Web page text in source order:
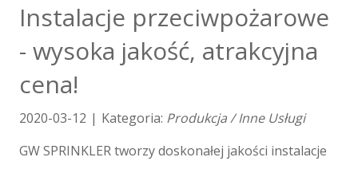
Biżuteria
Dla Dzieci
Meble
Wyposażenie Łazienki
Sport
Instalacje przeciwpożarowe
- wysoka jakość, atrakcyjna
cena!
2020-03-12 | Kategoria: Produkcja / Inne Usługi
GW SPRINKLER tworzy doskonałej jakości instalacje